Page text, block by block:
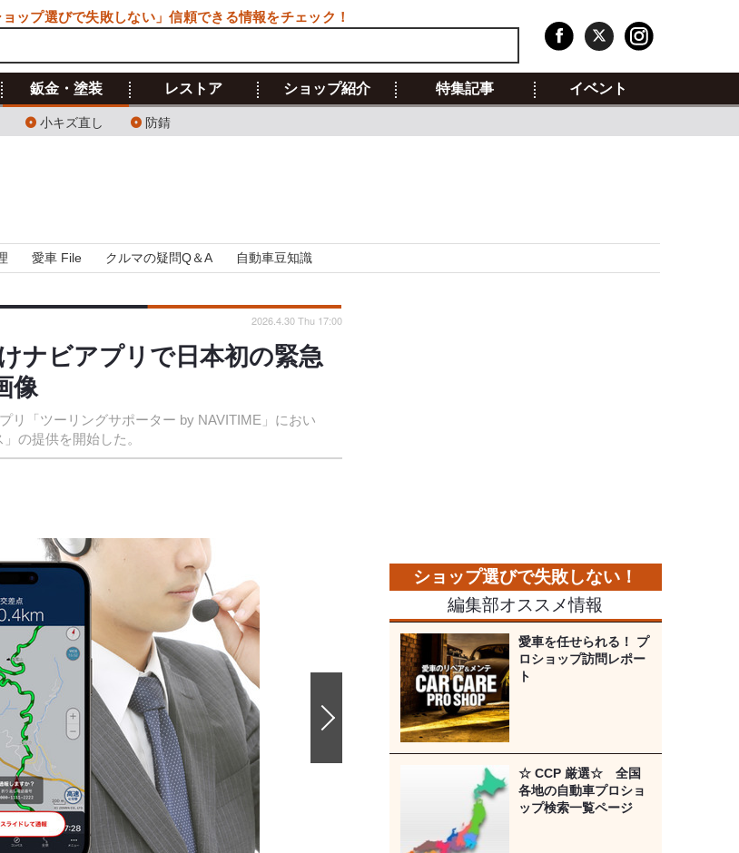
鈑金・塗装
小キズ直し 防錆
レストア ショップ紹介 特集記事 イベント
愛車 File クルマの疑問Q＆A 自動車豆知識
ナビアプリで日本初の緊急
像
リ「ツーリングサポーター by NAVITIME」におい
の提供を開始した。
2026.4.30 Thu 17:00
編集部オススメ情報
愛車を任せられる！ プ
ロショップ訪問レポー
ト
☆ CCP 厳選☆ 全国
各地の自動車プロショ
ップ検索一覧ページ
ョップ選びで失敗しない」信頼できる情報をチェック！